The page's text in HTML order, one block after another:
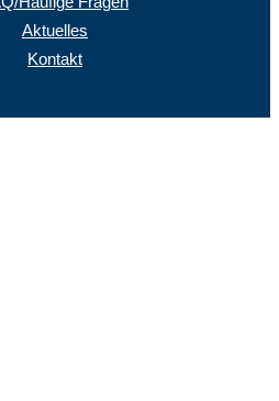
Aktuelles
Kontakt